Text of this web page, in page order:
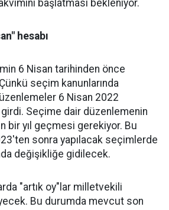
başlatması bekleniyor.
hesabı
6 Nisan tarihinden önce
seçim kanunlarında
6 Nisan 2022
Seçime dair düzenlemenin
bir yıl geçmesi gerekiyor. Bu
sonra yapılacak seçimlerde
değişikliğe gidilecek.
"artık oy"lar milletvekili
Bu durumda mevcut son